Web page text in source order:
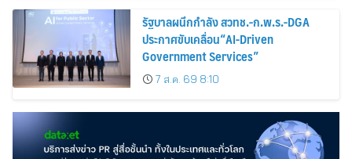
รัฐบาลผนึกกำลัง สวทช.-ก.พ.ร.-DGA
ประกาศขับเคลื่อน“AI-Driven
Government Services”
7 ส.ค. 69 8:10